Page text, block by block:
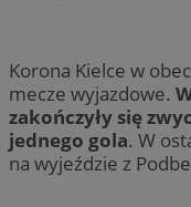
Korona Kielce w
mecze wyjazdowe.
zakończyły się
jednego gola. W
na wyjeździe z